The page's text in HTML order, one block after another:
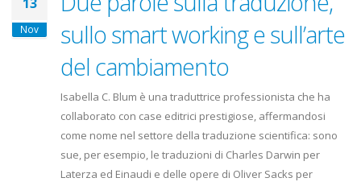
Nov
sullo smart working e sull’arte
del cambiamento
Isabella C. Blum è una traduttrice professionista che ha
collaborato con case editrici prestigiose, affermandosi
come nome nel settore della traduzione scientifica: sono
sue, per esempio, le traduzioni di Charles Darwin per
Laterza ed Einaudi e delle opere di Oliver Sacks per